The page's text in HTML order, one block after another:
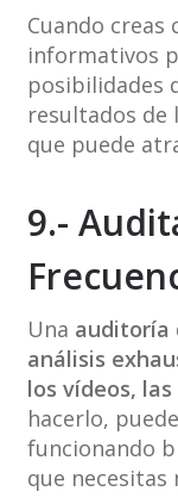
Cuando
informativos
posibilidades
resultados de
que puede
9.-
Una auditoría
análisis
los vídeos,
hacerlo,
funcionando
que necesitas